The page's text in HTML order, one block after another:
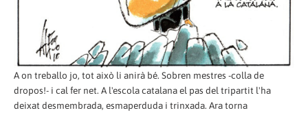
A on treballo jo, tot això li anirà bé. Sobren mestres -colla de
dropos!- i cal fer net. A l'escola catalana el pas del tripartit l'ha
deixat desmembrada, esmaperduda i trinxada. Ara torna